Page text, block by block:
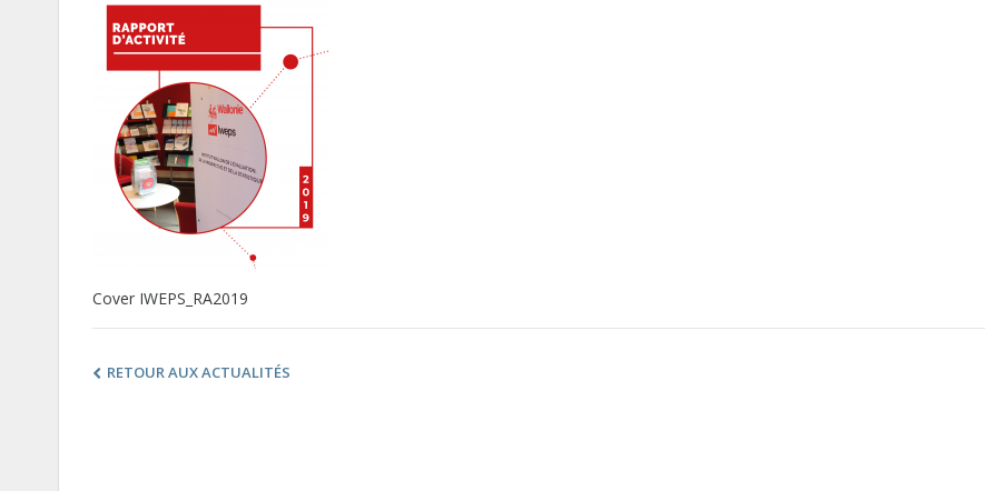
Cover IWEPS_RA2019
RETOUR AUX ACTUALITÉS